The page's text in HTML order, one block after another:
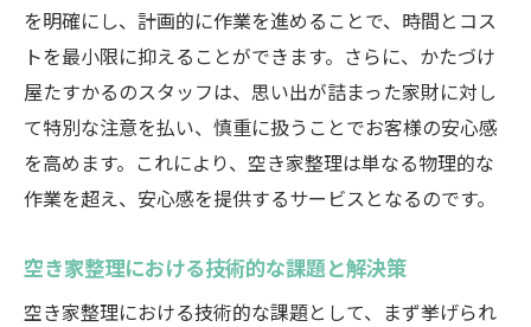
を明確にし、計画的に作業を進めることで、時間とコス
トを最小限に抑えることができます。さらに、かたづけ
屋たすかるのスタッフは、思い出が詰まった家財に対し
て特別な注意を払い、慎重に扱うことでお客様の安心感
を高めます。これにより、空き家整理は単なる物理的な
作業を超え、安心感を提供するサービスとなるのです。
空き家整理における技術的な課題と解決策
空き家整理における技術的な課題として、まず挙げられ